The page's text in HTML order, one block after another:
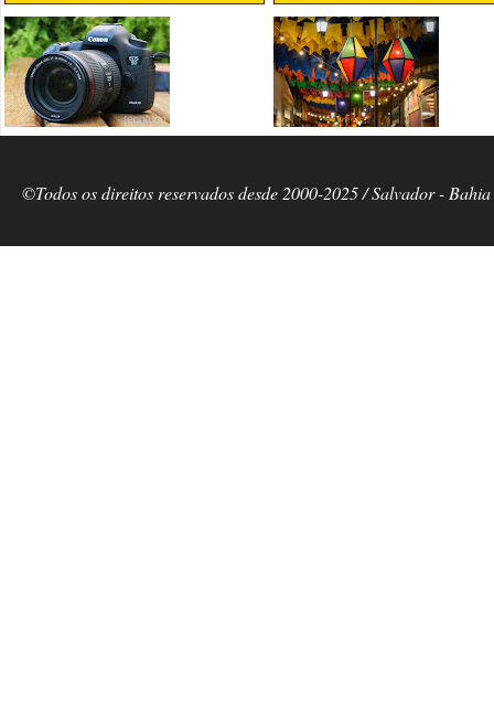
©Todos os direitos reservados desde 2000-2025 / Salvador -